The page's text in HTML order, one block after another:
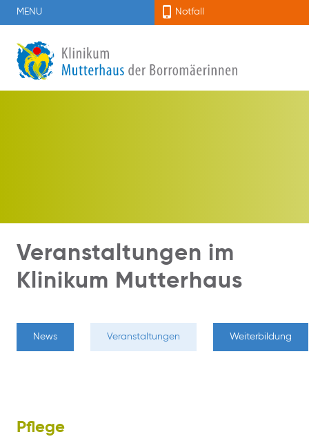
MENU Notfall
Veranstaltungen im
Klinikum Mutterhaus
News Veranstaltungen Weiterbildung
Pflege